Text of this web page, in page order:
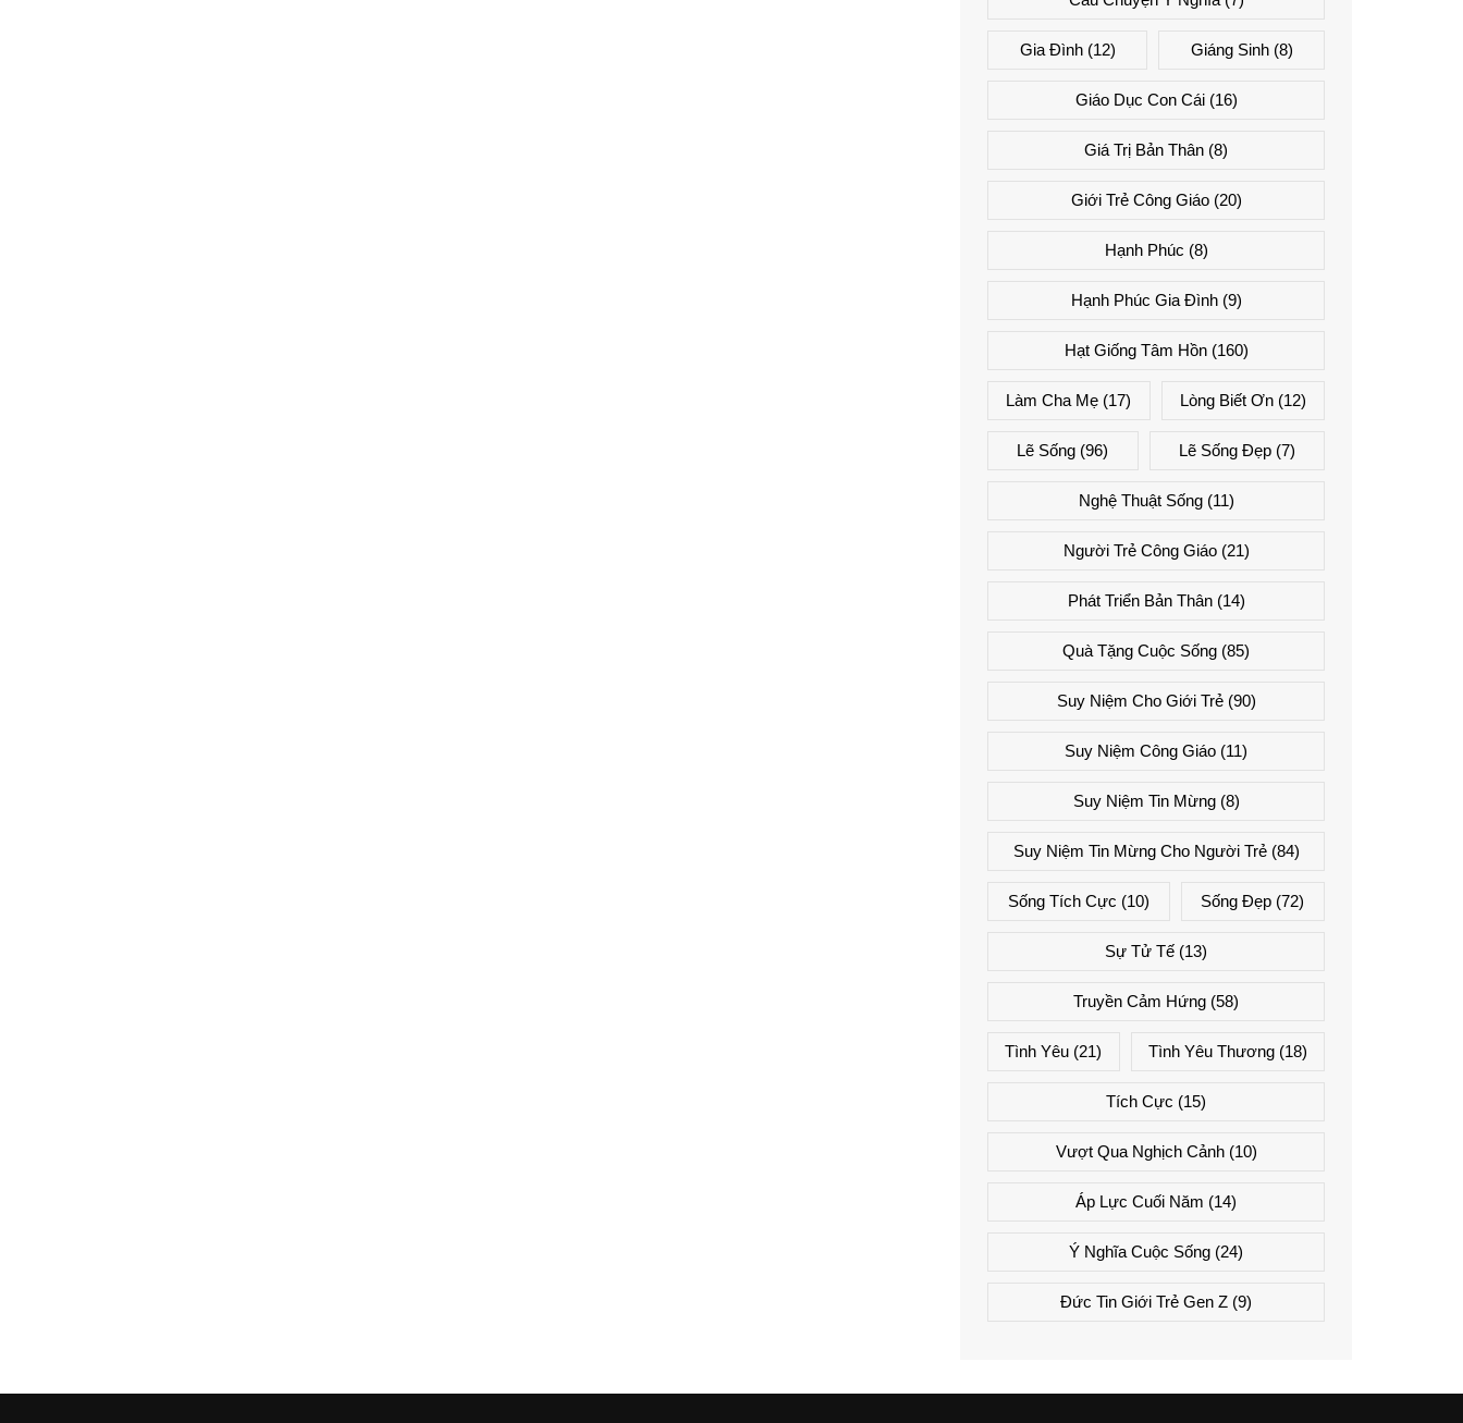
Gia Đình(12) Giáng Sinh(8)
Giáo Dục Con Cái(16)
Giá Trị Bản Thân (8)
Giới Trẻ Công Giáo(20)
Hạnh Phúc (8)
Hạnh Phúc Gia Đình(9)
Hạt Giống Tâm Hồn(160)
Làm Cha Mẹ (17) Lòng Biết Ơn(12)
Lẽ Sống (96) Lẽ Sống Đẹp(7)
Nghệ Thuật Sống(11)
Người Trẻ Công Giáo(21)
Phát Triển Bản Thân(14)
Quà Tặng Cuộc Sống (85)
Suy Niệm Cho Giới Trẻ(90)
Suy Niệm Công Giáo (11)
Suy Niệm Tin Mừng(8)
Suy Niệm Tin Mừng Cho Người Trẻ(84)
Sống Tích Cực (10) Sống Đẹp (72)
Sự Tử Tế (13)
Truyền Cảm Hứng (58)
Tình Yêu (21) Tình Yêu Thương(18)
Tích Cực (15)
Vượt Qua Nghịch Cảnh(10)
Áp Lực Cuối Năm (14)
Ý Nghĩa Cuộc Sống (24)
Đức Tin Giới Trẻ Gen Z (9)